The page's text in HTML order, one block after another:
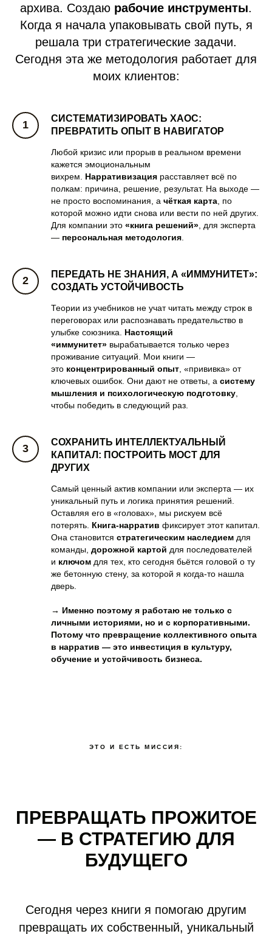
архива. Создаю рабочие инструменты.
Когда я начала упаковывать свой путь, я
решала три стратегические задачи.
Сегодня эта же методология работает для
моих клиентов:
СИСТЕМАТИЗИРОВАТЬ ХАОС:
ПРЕВРАТИТЬ ОПЫТ В НАВИГАТОР
Любой кризис или прорыв в реальном времени
кажется эмоциональным
вихрем. Нарративизация расставляет всё по
полкам: причина, решение, результат. На выходе —
не просто воспоминания, а чёткая карта , по
которой можно идти снова или вести по ней других.
Для компании это «книга решений» , для эксперта
— персональная методология
ПЕРЕДАТЬ НЕ ЗНАНИЯ, А «ИММУНИТЕТ»:
СОЗДАТЬ УСТОЙЧИВОСТЬ
Теории из учебников не учат читать между строк в
переговорах или распознавать предательство в
улыбке союзника. Настоящий
«иммунитет» вырабатывается только через
проживание ситуаций. Мои книги —
это концентрированный опыт , «прививка» от
ключевых ошибок. Они дают не ответы, а систему
мышления и психологическую подготовку
чтобы победить в следующий раз.
СОХРАНИТЬ ИНТЕЛЛЕКТУАЛЬНЫЙ
КАПИТАЛ: ПОСТРОИТЬ МОСТ ДЛЯ
ДРУГИХ
Самый ценный актив компании или эксперта — их
уникальный путь и логика принятия решений.
Оставляя его в «головах», мы рискуем всё
потерять. Книга-нарратив фиксирует этот капитал.
Она становится стратегическим наследием для
команды, дорожной картой для последователей
и ключом для тех, кто сегодня бьётся головой о ту
же бетонную стену, за которой я когда-то нашла
дверь.
→ Именно поэтому я работаю не только с
личными историями, но и с корпоративными.
Потому что превращение коллективного опыта
в нарратив — это инвестиция в культуру,
обучение и устойчивость бизнеса.
ЭТО И ЕСТЬ МИССИЯ:
ПРЕВРАЩАТЬ ПРОЖИТОЕ
— В СТРАТЕГИЮ ДЛЯ
БУДУЩЕГО
Сегодня через книги я помогаю другим
превращать их собственный, уникальный